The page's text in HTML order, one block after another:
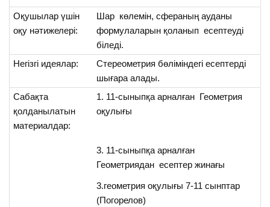
Оқушылар үшін
оқу нәтижелері:
Шар көлемін, сфераның ауданы
формулаларын қоланып есептеуді
біледі.
Негізгі идеялар:
Стереометрия бөліміндегі есептерді
шығара алады.
Сабақта
қолданылатын
материалдар:
1. 11-сыныпқа арналған Геометрия
оқулығы
3. 11-сыныпқа арналған
Геометриядан есептер жинағы
3.геометрия оқулығы 7-11 сынптар
(Погорелов)